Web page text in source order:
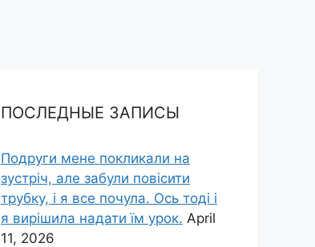
ПОСЛЕДНЫЕ ЗАПИСЫ
Подруги мене покликали на
зустріч, але забули повісити
трубку, і я все почула. Ось тоді і
я вирішила надати їм урок. April
11, 2026